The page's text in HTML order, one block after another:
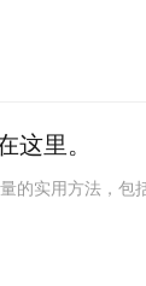
这里。
的实用方法，包